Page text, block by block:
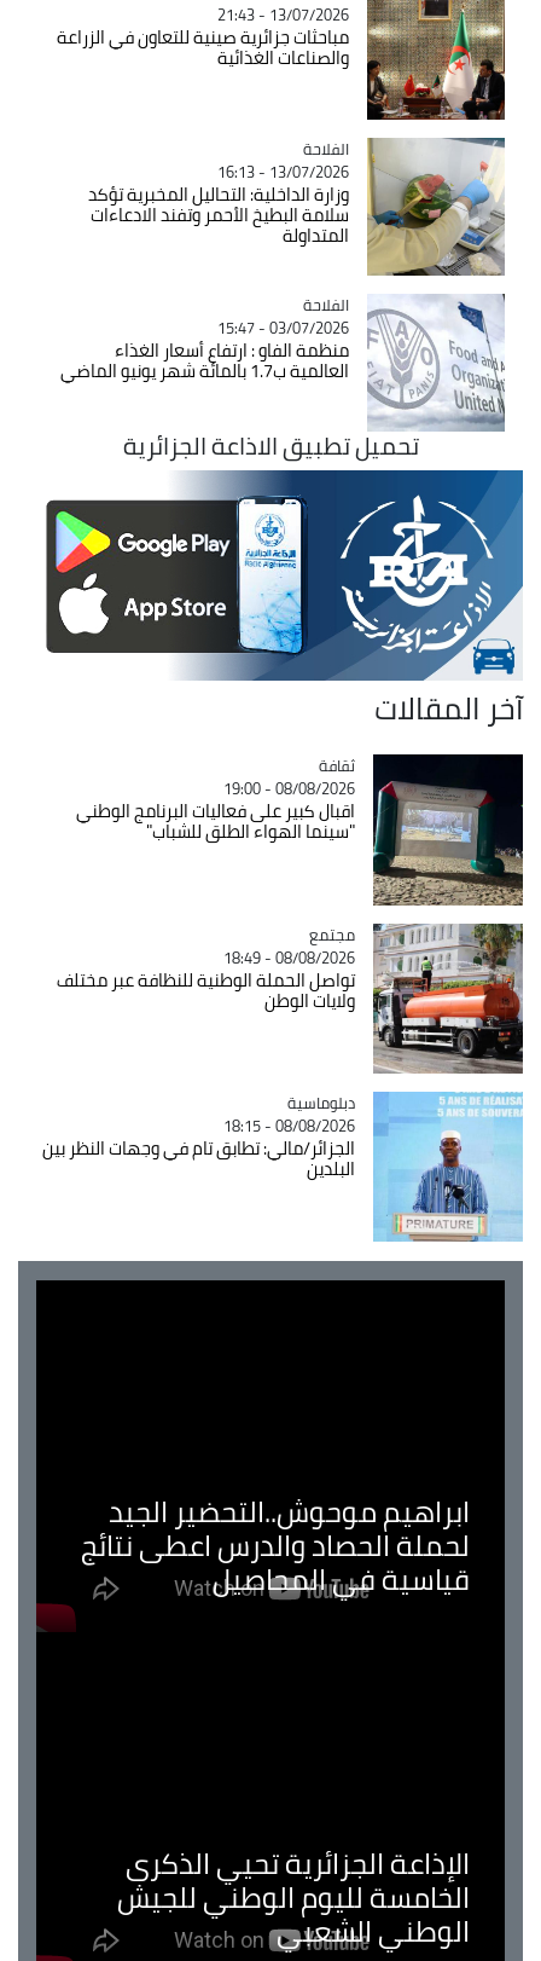
13/07/2026 - 21:43
مباحثات جزائرية صينية للتعاون في الزراعة
والصناعات الغذائية
Catégorie
الفلاحة
13/07/2026 - 16:13
وزارة الداخلية: التحاليل المخبرية تؤكد
سلامة البطيخ الأحمر وتفند الادعاءات
المتداولة
Catégorie
الفلاحة
03/07/2026 - 15:47
منظمة الفاو : ارتفاع أسعار الغذاء
العالمية ب1.7 بالمائة شهر يونيو الماضي
تحميل تطبيق الاذاعة الجزائرية
آخر المقالات
Catégorie
ثقافة
08/08/2026 - 19:00
اقبال كبير على فعاليات البرنامج الوطني
"سينما الهواء الطلق للشباب"
Catégorie
مجتمع
08/08/2026 - 18:49
تواصل الحملة الوطنية للنظافة عبر مختلف
ولايات الوطن
Catégorie
دبلوماسية
08/08/2026 - 18:15
الجزائر/مالي: تطابق تام في وجهات النظر بين
البلدين
ابراهيم موحوش..التحضير الجيد
لحملة الحصاد والدرس اعطى نتائج
قياسية في المحاصيل
الإذاعة الجزائرية تحيي الذكرى
الخامسة لليوم الوطني للجيش
الوطني الشعبي